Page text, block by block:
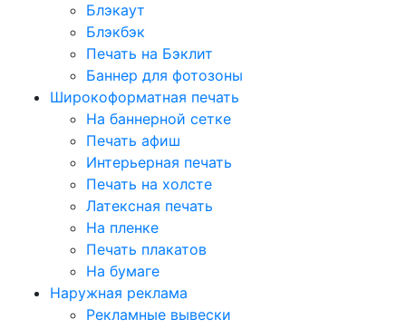
Блэкаут
Блэкбэк
Печать на Бэклит
Баннер для фотозоны
Широкоформатная печать
На баннерной сетке
Печать афиш
Интерьерная печать
Печать на холсте
Латексная печать
На пленке
Печать плакатов
На бумаге
Наружная реклама
Рекламные вывески